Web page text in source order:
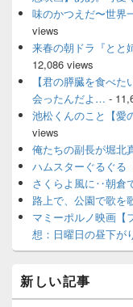
味のかつえだ〜世界
views
来春の朝ドラ『とと
12,086 views
【君の膵臓を食べ
会ったんだよ… -
池松くんのこと【愛
views
俺たちの副長が堀北
ハムスターぐるぐる
さくらよ風に‥朝倉
路上で、公園で歌を
マミーポルノ映画【
想：日曜日の昼下が
新しい記事